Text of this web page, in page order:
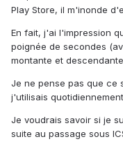
Play Store, il m'inonde
En fait, j'ai l'impression
poignée de secondes
montante et
Je ne pense pas que ce
j'utilisais
Je voudrais savoir si je
suite au passage sous